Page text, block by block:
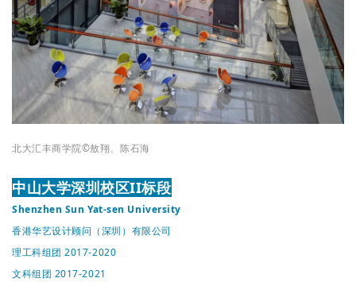
北大汇丰商学院©敖翔、陈石海
中山大学深圳校区II标段
Shenzhen Sun Yat-sen University
香港华艺设计顾问（深圳）有限公司
理工科组团 2017-2020
文科组团 2017-2021